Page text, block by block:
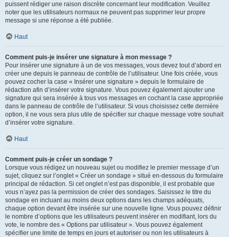
puissent rédiger une raison discrète concernant leur modification. Veuillez
noter que les utilisateurs normaux ne peuvent pas supprimer leur propre
message si une réponse a été publiée.
Haut
Comment puis-je insérer une signature à mon message ?
Pour insérer une signature à un de vos messages, vous devez tout d’abord en
créer une depuis le panneau de contrôle de l’utilisateur. Une fois créée, vous
pouvez cocher la case « Insérer une signature » depuis le formulaire de
rédaction afin d’insérer votre signature. Vous pouvez également ajouter une
signature qui sera insérée à tous vos messages en cochant la case appropriée
dans le panneau de contrôle de l’utilisateur. Si vous choisissez cette dernière
option, il ne vous sera plus utile de spécifier sur chaque message votre souhait
d’insérer votre signature.
Haut
Comment puis-je créer un sondage ?
Lorsque vous rédigez un nouveau sujet ou modifiez le premier message d’un
sujet, cliquez sur l’onglet « Créer un sondage » situé en-dessous du formulaire
principal de rédaction. Si cet onglet n’est pas disponible, il est probable que
vous n’ayez pas la permission de créer des sondages. Saisissez le titre du
sondage en incluant au moins deux options dans les champs adéquats,
chaque option devant être insérée sur une nouvelle ligne. Vous pouvez définir
le nombre d’options que les utilisateurs peuvent insérer en modifiant, lors du
vote, le nombre des « Options par utilisateur ». Vous pouvez également
spécifier une limite de temps en jours et autoriser ou non les utilisateurs à